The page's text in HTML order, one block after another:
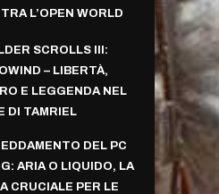
L’OPEN WORLD
SCROLLS III:
– LIBERTÀ,
E LEGGENDA NEL
DI TAMRIEL
DEL PC
ARIA O LIQUIDO, LA
CRUCIALE PER LE